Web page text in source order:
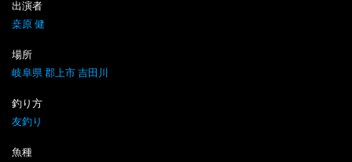
出演者
桒原 健
場所
岐阜県 郡上市 吉田川
釣り方
友釣り
魚種